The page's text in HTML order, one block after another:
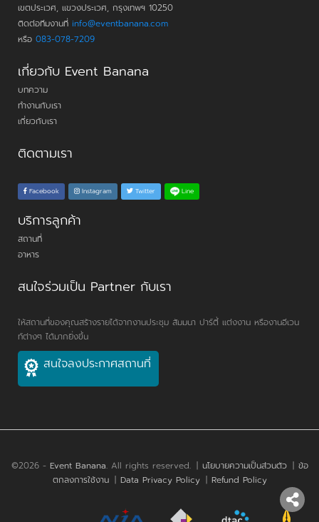
เขตประเวศ, แขวงประเวศ, กรุงเทพฯ 10250
ติดต่อทีมงานที่ info@eventbanana.com
หรือ 083-078-7209
เกี่ยวกับ Event Banana
บทความ
ทำงานกับเรา
เกี่ยวกับเรา
ติดตามเรา
Facebook Instagram Twitter Line
บริการลูกค้า
สถานที่
อาหาร
สนใจร่วมเป็น Partner กับเรา
ให้สถานที่ของคุณสร้างรายได้จากงานประชุม สัมมนา ปาร์ตี้ แต่งงาน หรืองานอีเวน
ท์ต่างๆ ได้มากยิ่งขึ้น
สนใจลงประกาศสถานที่
©2026 - Event Banana. All rights reserved. | นโยบายความเป็นส่วนตัว | ข้อ
ตกลงการใช้งาน | Data Privacy Policy | Refund Policy